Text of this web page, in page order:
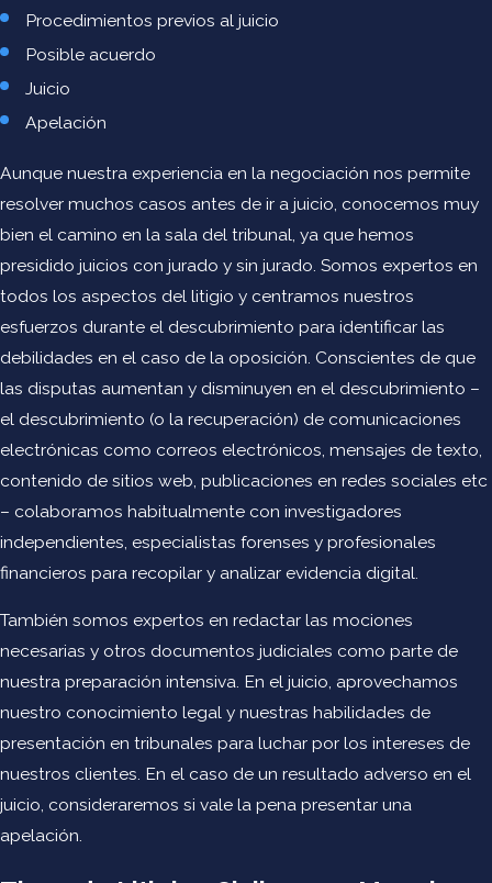
relacionada con las transacciones. Esto puede incluir
elementos como corporaciones de aviones y problemas
de fideicomisos.
Representar a los clientes ante las autoridades
propiedades en las instalaciones del aeropuerto, puertas,
tarifas de usuario y otros problemas operativos.
Preparación y revisión de contratos de fletamento,
contratos de transporte de carga, contratos de
mantenimiento y repuestos, y contratos de pasajeros y
manipuladores de carga.
Obtención de autorizaciones operativas y de fletamento,
preparación y revisión de registros de aeronaves y
registros de gravámenes.
Proporcionar orientación sobre cuestiones de seguridad
aérea, derechos de tráfico, reglamentos de seguridad y
ruido y cuestiones relacionadas que afectan a la aviación.
Abogado de Derecho y Lesiones de
Aviación en El Paso
Debido a que la industria de la aviación está fuertemente
regulada, es crucial contar con los servicios legales de
primer nivel que Benjamin Law Firm puede brindar. Brock
Benjamin es miembro de la Asociación de Pilotos y
Propietarios de Aeronaves (AOPA), Abogado del Panel para
los servicios de Protección de Pilotos de AOPA y miembro
Procedimientos previos al juicio
Posible acuerdo
Juicio
Apelación
Aunque nuestra experiencia en la negociación nos permite
resolver muchos casos antes de ir a juicio, conocemos muy
bien el camino en la sala del tribunal, ya que hemos
presidido juicios con jurado y sin jurado. Somos expertos en
todos los aspectos del litigio y centramos nuestros
esfuerzos durante el descubrimiento para identificar las
debilidades en el caso de la oposición. Conscientes de que
las disputas aumentan y disminuyen en el descubrimiento –
el descubrimiento (o la recuperación) de comunicaciones
electrónicas como correos electrónicos, mensajes de texto,
contenido de sitios web, publicaciones en redes sociales etc
– colaboramos habitualmente con investigadores
independientes, especialistas forenses y profesionales
financieros para recopilar y analizar evidencia digital.
También somos expertos en redactar las mociones
necesarias y otros documentos judiciales como parte de
nuestra preparación intensiva. En el juicio, aprovechamos
nuestro conocimiento legal y nuestras habilidades de
presentación en tribunales para luchar por los intereses de
nuestros clientes. En el caso de un resultado adverso en el
juicio, consideraremos si vale la pena presentar una
apelación.